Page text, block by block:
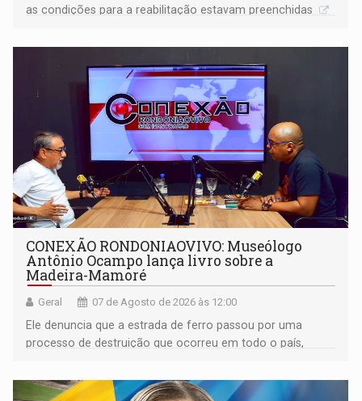
as condições para a reabilitação estavam preenchidas
CONEXÃO RONDONIAOVIVO: Museólogo
Antônio Ocampo lança livro sobre a
Madeira-Mamoré
Geral 07 de Agosto de 2026 às 12:00
Ele denuncia que a estrada de ferro passou por uma
processo de destruição que ocorreu em todo o país,